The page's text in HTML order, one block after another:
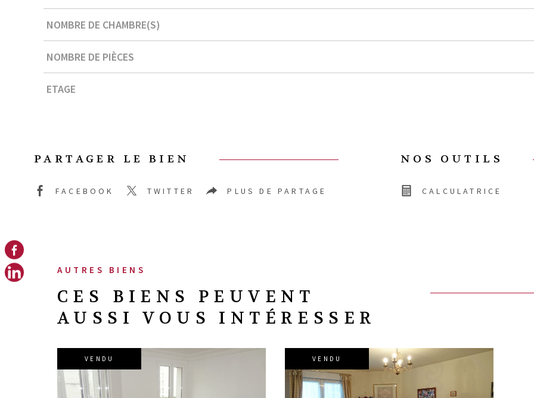
NOMBRE DE CHAMBRE(S)
NOMBRE DE PIÈCES
ETAGE
PARTAGER LE BIEN
FACEBOOK TWITTER PLUS DE PARTAGE
NOS OUTILS
CALCULATRICE
AUTRES BIENS
CES BIENS PEUVENT
AUSSI VOUS INTÉRESSER
VENDU VENDU